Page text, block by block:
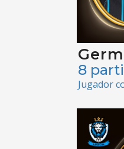
8
Jugador